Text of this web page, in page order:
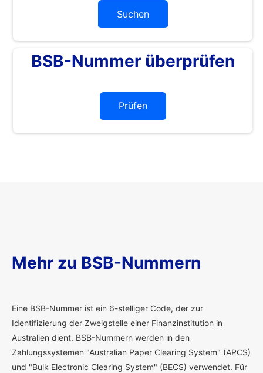
Suchen
BSB-Nummer überprüfen
Prüfen
Mehr zu BSB-Nummern
Eine BSB-Nummer ist ein 6-stelliger Code, der zur
Identifizierung der Zweigstelle einer Finanzinstitution in
Australien dient. BSB-Nummern werden in den
Zahlungssystemen "Australian Paper Clearing System" (APCS)
und "Bulk Electronic Clearing System" (BECS) verwendet. Für